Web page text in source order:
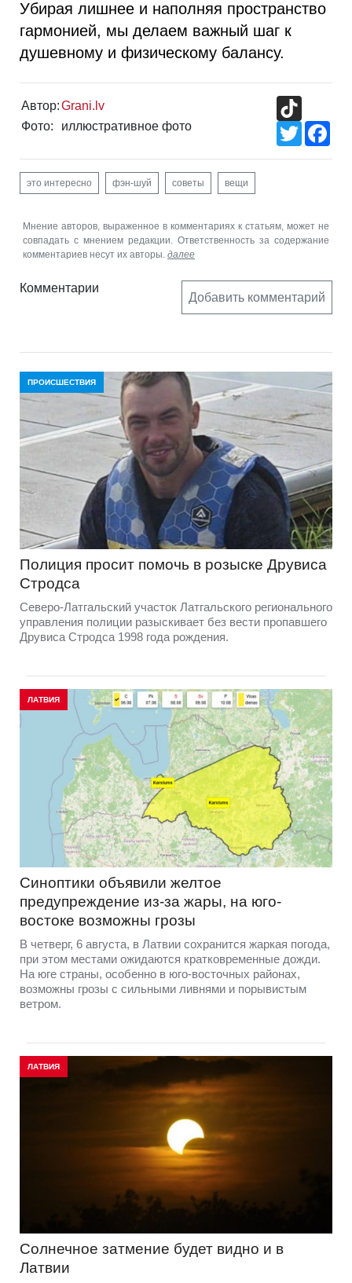
Убирая лишнее и наполняя пространство
гармонией, мы делаем важный шаг к
душевному и физическому балансу.
Автор:Grani.lv
Фото:
иллюстративное фото
Twitter
это интересно фэн-шуй советы вещи
Мнение авторов, выраженное в комментариях к статьям, может не
совпадать с мнением редакции. Ответственность за содержание
комментариев несут их авторы. далее
Комментарии
Добавить комментарий
ПРОИСШЕСТВИЯ
Полиция просит помочь в розыске Друвиса
Стродса
Северо-Латгальский участок Латгальского регионального
управления полиции разыскивает без вести пропавшего
Друвиса Стродса 1998 года рождения.
ЛАТВИЯ
Синоптики объявили желтое
предупреждение из-за жары, на юго-
востоке возможны грозы
В четверг, 6 августа, в Латвии сохранится жаркая погода,
при этом местами ожидаются кратковременные дожди.
На юге страны, особенно в юго-восточных районах,
возможны грозы с сильными ливнями и порывистым
ветром.
ЛАТВИЯ
Солнечное затмение будет видно и в
Латвии